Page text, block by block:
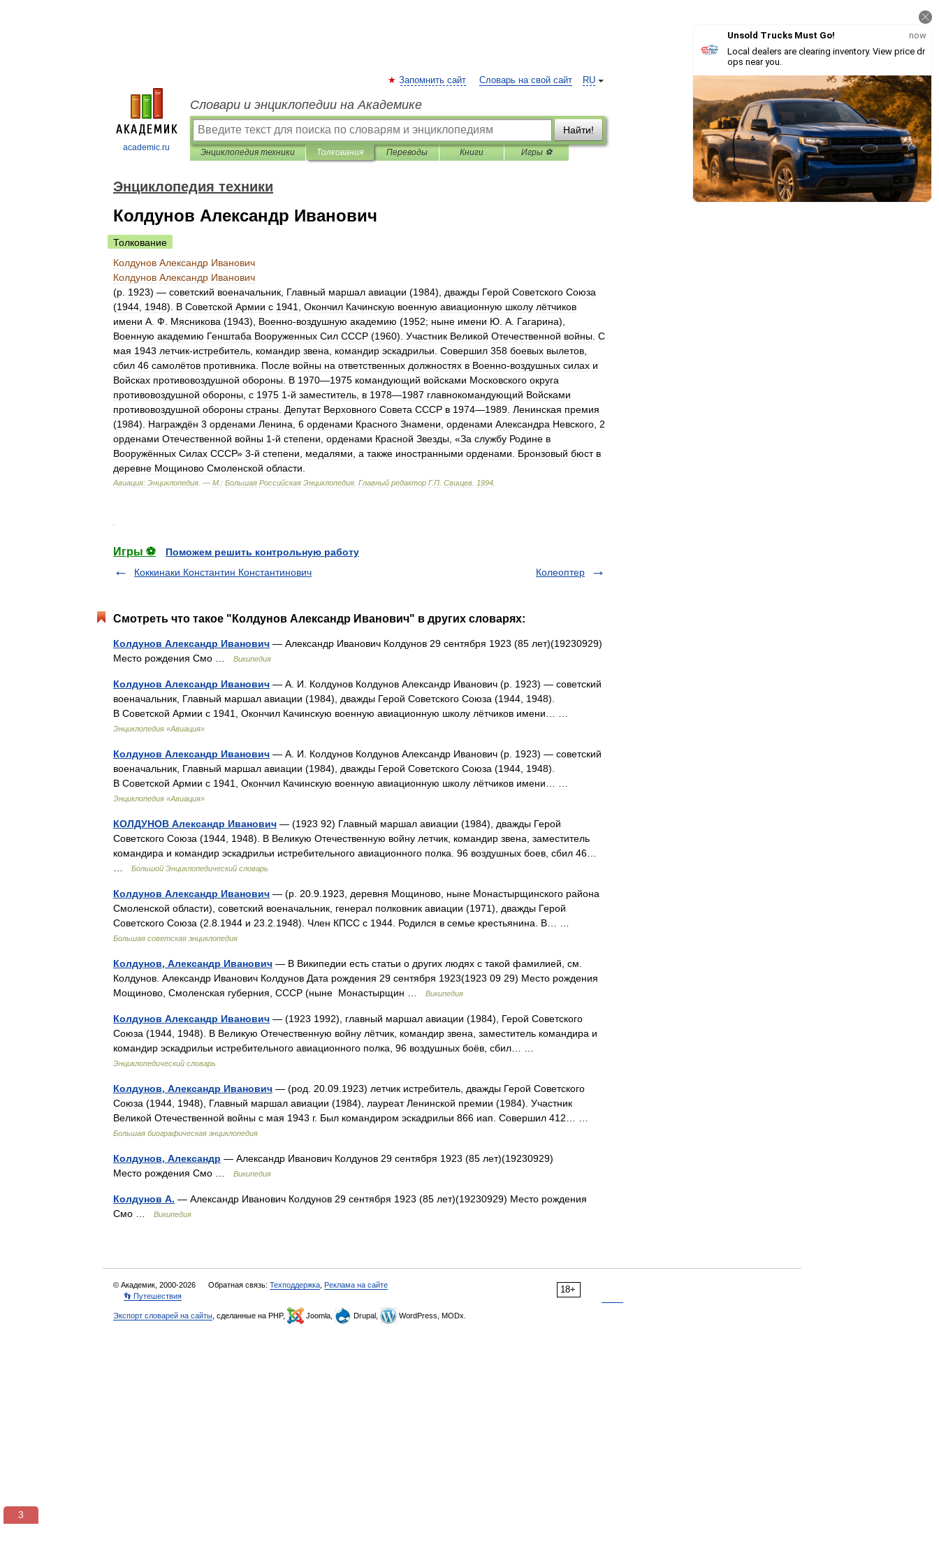
academic.ru
RU
Запомнить сайт Словарь на свой сайт
Словари и энциклопедии на Академике
Найти!
Энциклопедия техники Толкования Переводы Книги Игры ⚽
Энциклопедия техники
Колдунов Александр Иванович
Толкование
Колдунов Александр Иванович
Колдунов Александр Иванович
(р 1923) — советский военачальник Главный маршал авиации (1984), дважды Герой Советского Союза
(1944 1948). В Советской Армии с 1941 Окончил Качинскую военную авиационную школу лётчиков
имени А Ф Мясникова (1943), Военно-воздушную академию (1952; ныне имени Ю А Гагарина),
Военную академию Генштаба Вооруженных Сил СССР (1960). Участник Великой Отечественной войны С
мая 1943 летчик-истребитель командир звена командир эскадрильи Совершил 358 боевых вылетов
сбил 46 самолётов противника После войны на ответственных должностях в Военно-воздушных силах и
Войсках противовоздушной обороны В 1970—1975 командующий войсками Московского округа
противовоздушной обороны с 1975 1-й заместитель в 1978—1987 главнокомандующий Войсками
противовоздушной обороны страны Депутат Верховного Совета СССР в 1974—1989 Ленинская премия
(1984). Награждён 3 орденами Ленина 6 орденами Красного Знамени орденами Александра Невского 2
орденами Отечественной войны 1-й степени орденами Красной Звезды , «За службу Родине в
Вооружённых Силах СССР» 3-й степени медалями а также иностранными орденами Бронзовый бюст в
деревне Мощиново Смоленской области
Авиация: Энциклопедия . — М : Большая Российская Энциклопедия Главный редактор Г.П Свищев 1994
Игры ⚽
Поможем решить контрольную работу
Коккинаки Константин Константинович
Колеоптер
Смотреть что такое "Колдунов Александр Иванович" в других словарях:
Колдунов Александр Иванович — Александр Иванович Колдунов 29 сентября 1923 (85 лет)(19230929)
Место рождения Смо …
Википедия
Колдунов Александр Иванович — А. И. Колдунов Колдунов Александр Иванович (р. 1923) — советский
военачальник, Главный маршал авиации (1984), дважды Герой Советского Союза (1944, 1948).
В Советской Армии с 1941, Окончил Качинскую военную авиационную школу лётчиков имени… …
Энциклопедия «Авиация»
Колдунов Александр Иванович — А. И. Колдунов Колдунов Александр Иванович (р. 1923) — советский
военачальник, Главный маршал авиации (1984), дважды Герой Советского Союза (1944, 1948).
В Советской Армии с 1941, Окончил Качинскую военную авиационную школу лётчиков имени… …
Энциклопедия «Авиация»
КОЛДУНОВ Александр Иванович — (1923 92) Главный маршал авиации (1984), дважды Герой
Советского Союза (1944, 1948). В Великую Отечественную войну летчик, командир звена, заместитель
командира и командир эскадрильи истребительного авиационного полка. 96 воздушных боев, сбил 46…
Большой Энциклопедический словарь
Колдунов Александр Иванович — (р. 20.9.1923, деревня Мощиново, ныне Монастырщинского района
Смоленской области), советский военачальник, генерал полковник авиации (1971), дважды Герой
Советского Союза (2.8.1944 и 23.2.1948). Член КПСС с 1944. Родился в семье крестьянина. В… …
Большая советская энциклопедия
Колдунов, Александр Иванович — В Википедии есть статьи о других людях с такой фамилией, см.
Колдунов. Александр Иванович Колдунов Дата рождения 29 сентября 1923(1923 09 29) Место рождения
Мощиново, Смоленская губерния, СССР (ныне Монастырщин …
Википедия
Колдунов Александр Иванович — (1923 1992), главный маршал авиации (1984), Герой Советского
Союза (1944, 1948). В Великую Отечественную войну лётчик, командир звена, заместитель командира и
командир эскадрильи истребительного авиационного полка, 96 воздушных боёв, сбил… …
Энциклопедический словарь
Колдунов, Александр Иванович — (род. 20.09.1923) летчик истребитель, дважды Герой Советского
Союза (1944, 1948), Главный маршал авиации (1984), лауреат Ленинской премии (1984). Участник
Великой Отечественной войны с мая 1943 г. Был командиром эскадрильи 866 иап. Совершил 412… …
Большая биографическая энциклопедия
Колдунов, Александр — Александр Иванович Колдунов 29 сентября 1923 (85 лет)(19230929)
Место рождения Смо …
Википедия
Колдунов А. — Александр Иванович Колдунов 29 сентября 1923 (85 лет)(19230929) Место рождения
Смо …
Википедия
18+
© Академик, 2000-2026 Обратная связь: Техподдержка Реклама на сайте
👣 Путешествия
Экспорт словарей на сайты , сделанные на PHP, Joomla, Drupal, WordPress, MODx.
3